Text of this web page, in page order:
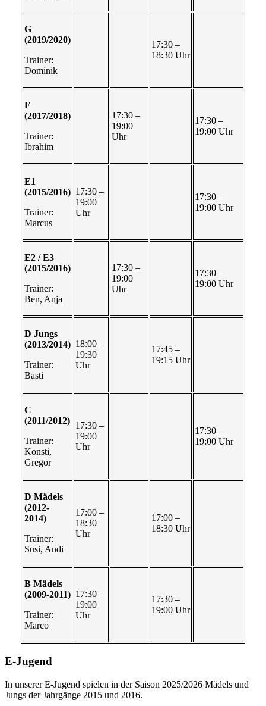
G
(2019/2020)
Trainer:
Dominik
17:30 –
18:30 Uhr
F
(2017/2018)
Trainer:
Ibrahim
17:30 –
19:00
Uhr
17:30 –
19:00 Uhr
E1
(2015/2016)
Trainer:
Marcus
17:30 –
19:00
Uhr
17:30 –
19:00 Uhr
E2 / E3
(2015/2016)
Trainer:
Ben, Anja
17:30 –
19:00
Uhr
17:30 –
19:00 Uhr
D Jungs
(2013/2014)
Trainer:
Basti
18:00 –
19:30
Uhr
17:45 –
19:15 Uhr
C
(2011/2012)
Trainer:
Konsti,
Gregor
17:30 –
19:00
Uhr
17:30 –
19:00 Uhr
D Mädels
(2012-
2014)
Trainer:
Susi, Andi
17:00 –
18:30
Uhr
17:00 –
18:30 Uhr
B Mädels
(2009-2011)
Trainer:
Marco
17:30 –
19:00
Uhr
17:30 –
19:00 Uhr
E-Jugend
In unserer E-Jugend spielen in der Saison 2025/2026 Mädels und
Jungs der Jahrgänge 2015 und 2016.